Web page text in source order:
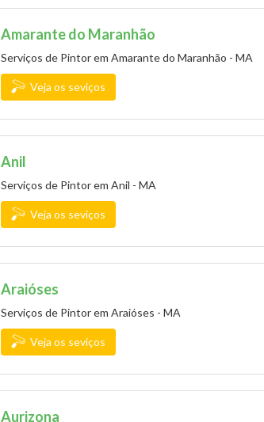
Amarante do Maranhão
Serviços de Pintor em Amarante do Maranhão - MA
Veja os seviços
Anil
Serviços de Pintor em Anil - MA
Veja os seviços
Araióses
Serviços de Pintor em Araióses - MA
Veja os seviços
Aurizona